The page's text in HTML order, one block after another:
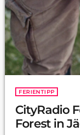
FERIENTIPP
CityRadio
Forest in